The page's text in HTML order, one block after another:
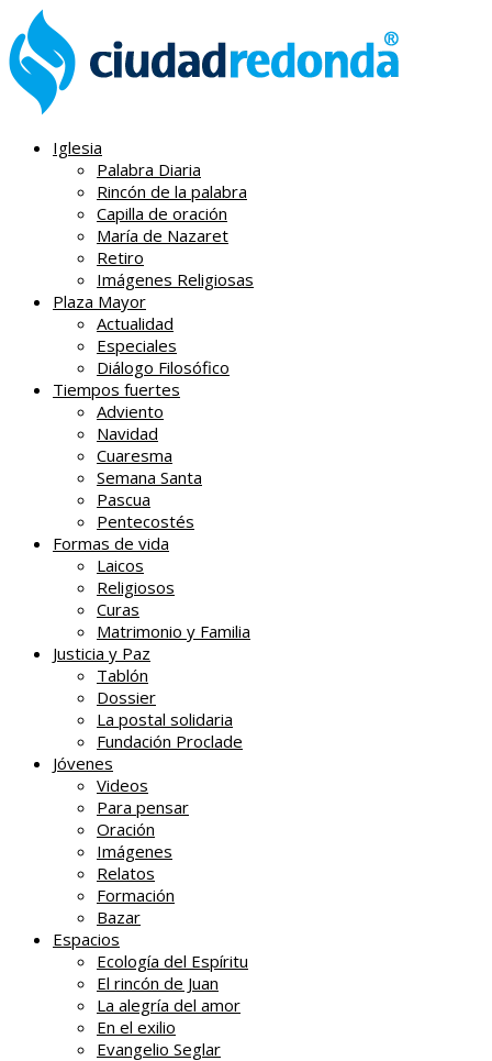
Iglesia
Palabra Diaria
Rincón de la palabra
Capilla de oración
María de Nazaret
Retiro
Imágenes Religiosas
Plaza Mayor
Actualidad
Especiales
Diálogo Filosófico
Tiempos fuertes
Adviento
Navidad
Cuaresma
Semana Santa
Pascua
Pentecostés
Formas de vida
Laicos
Religiosos
Curas
Matrimonio y Familia
Justicia y Paz
Tablón
Dossier
La postal solidaria
Fundación Proclade
Jóvenes
Videos
Para pensar
Oración
Imágenes
Relatos
Formación
Bazar
Espacios
Ecología del Espíritu
El rincón de Juan
La alegría del amor
En el exilio
Evangelio Seglar